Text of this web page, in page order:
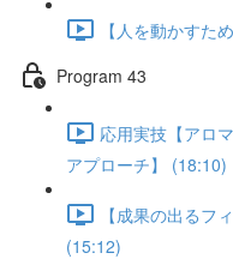
【人を動かすた
Program 43
応用実技【アロ
アプローチ】 (18:10)
【成果の出るフ
(15:12)